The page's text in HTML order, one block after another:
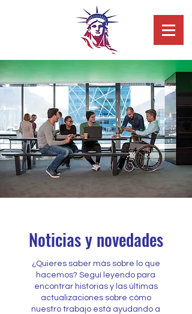
Fundación
ELEUTHERIA
Noticias y novedades
¿Quieres saber más sobre lo que
hacemos? Seguí leyendo para
encontrar historias y las últimas
actualizaciones sobre cómo
nuestro trabajo está ayudando a